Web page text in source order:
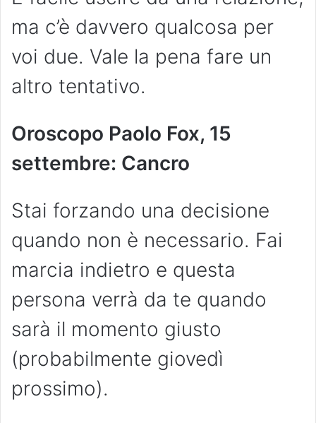
ma c’è davvero qualcosa per
voi due. Vale la pena fare un
altro tentativo.
Oroscopo Paolo Fox, 15
settembre: Cancro
Stai forzando una decisione
quando non è necessario. Fai
marcia indietro e questa
persona verrà da te quando
sarà il momento giusto
(probabilmente giovedì
prossimo).